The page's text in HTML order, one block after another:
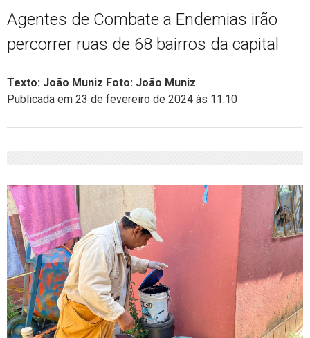
Agentes de Combate a Endemias irão
percorrer ruas de 68 bairros da capital
Texto: João Muniz Foto: João Muniz
Publicada em 23 de fevereiro de 2024 às 11:10